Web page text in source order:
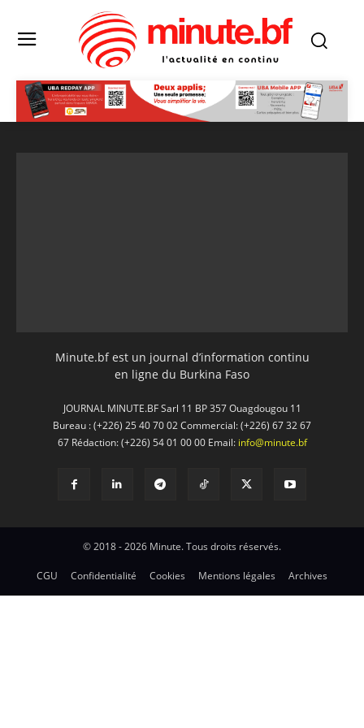
Minute.bf est un journal d’information continu
en ligne du Burkina Faso
JOURNAL MINUTE.BF Sarl 11 BP 357 Ouagdougou 11
Bureau : (+226) 25 40 70 02 Commercial: (+226) 67 32 67
67 Rédaction: (+226) 54 01 00 00 Email: info@minute.bf
© 2018 - 2026 Minute. Tous droits réservés.
CGU Confidentialité Cookies Mentions légales Archives